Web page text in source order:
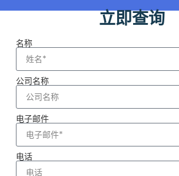
立即查询
名称
公司名称
电子邮件
电话